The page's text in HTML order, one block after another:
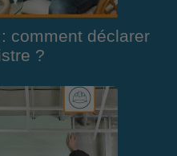
comment déclarer
?